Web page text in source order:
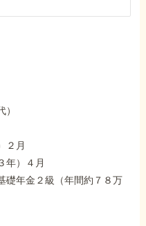
２月
年）４月
年金２級（年間約７８万